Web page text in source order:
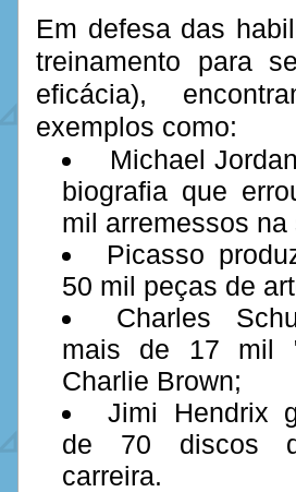
Em defesa das
treinamento para
eficácia),
exemplos como:
Michael
biografia que
mil arremessos na
Picasso
50 mil peças de
Charles
mais de 17 mil
Charlie Brown;
Jimi Hendrix
de 70 discos
carreira.